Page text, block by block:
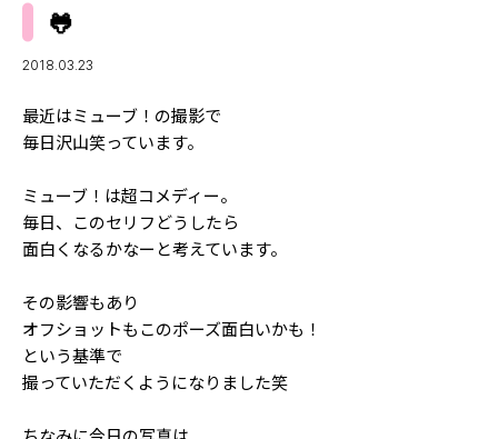
Instagram
YouTube
FORTUNE
ゲッターズ飯田
MISS SEVENTEEN
ミスセブンティーンニュース
MAGAZINE
バックナンバー
INFORMATION
Seventeen
Follow us
🐸
2018.03.23
最近はミューブ！の撮影で
毎日沢山笑っています。
ミューブ！は超コメディー。
毎日、このセリフどうしたら
面白くなるかなーと考えています。
その影響もあり
オフショットもこのポーズ面白いかも！
という基準で
撮っていただくようになりました笑